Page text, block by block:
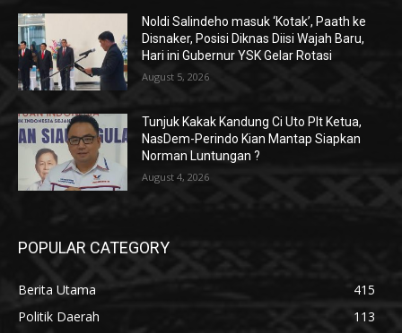
Noldi Salindeho masuk ‘Kotak’, Paath ke
Disnaker, Posisi Diknas Diisi Wajah Baru,
Hari ini Gubernur YSK Gelar Rotasi
August 5, 2026
Tunjuk Kakak Kandung Ci Uto Plt Ketua,
NasDem-Perindo Kian Mantap Siapkan
Norman Luntungan ?
August 4, 2026
POPULAR CATEGORY
Berita Utama
415
Politik Daerah
113